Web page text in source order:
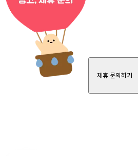
제휴 문의하기